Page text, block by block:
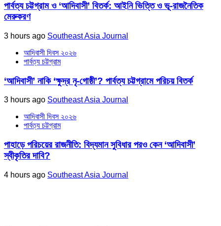
পার্বত্য চট্টগ্রাম ও ‘আদিবাসী’ বিতর্ক: আইনি ভিত্তি ও ভূ-রাজনৈতিক
মেরুকরণ
3 hours ago Southeast Asia Journal
আদিবাসী দিবস ২০২৬
পার্বত্য চট্টগ্রাম
‘আদিবাসী’ নাকি ‘ক্ষুদ্র নৃ-গোষ্ঠী’? পার্বত্য চট্টগ্রামে পরিচয় বিতর্ক
3 hours ago Southeast Asia Journal
আদিবাসী দিবস ২০২৬
পার্বত্য চট্টগ্রাম
পাহাড়ে পরিচয়ের রাজনীতি: বিদ্যমান সুবিধার পরও কেন ‘আদিবাসী’
স্বীকৃতির দাবি?
4 hours ago Southeast Asia Journal